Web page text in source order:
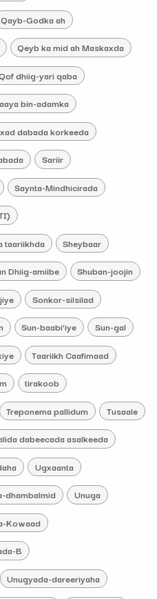
Qayb-Godka ah
Qeyb ka mid ah Maskaxda
dhiig-yari qaba
bin-adamka
dabada korkeeda
Sariir
Saynta-Mindhicirada
taariikhda Sheybaar
Dhiig-amiibe Shuban-joojin
Sonkor-silsilad
Sun-baabi’iye Sun-gal
Taariikh Caafimaad
tirakoob
Treponema pallidum Tusaale
dabeecada asalkeeda
Ugxaanta
dhambalmid Unuga
Kowaad
B
Unugyada-dareeriyaha